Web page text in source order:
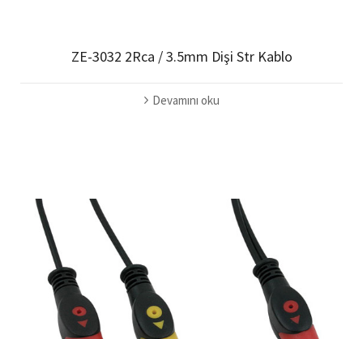
ZE-3032 2Rca / 3.5mm Dişi Str Kablo
Devamını oku